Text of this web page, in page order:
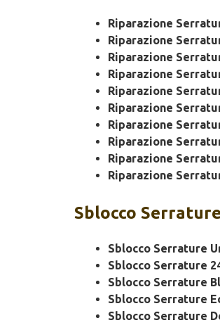
Riparazione
Riparazione
Riparazione
Riparazione
Riparazione
Riparazione
Riparazione
Riparazione
Riparazione
Riparazione
Sblocco
Sblocco Serrature
Sblocco Serrature
Sblocco Serrature
Sblocco Serrature
Sblocco Serrature